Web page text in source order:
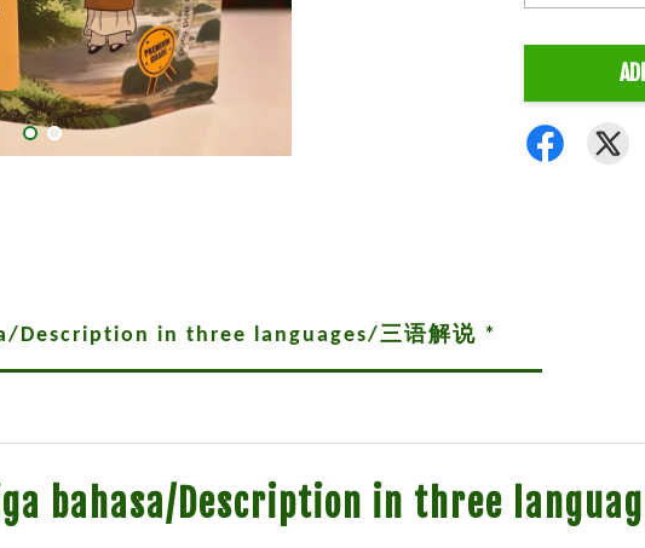
Description in three languages/三语解说 *
bahasa/Description in three